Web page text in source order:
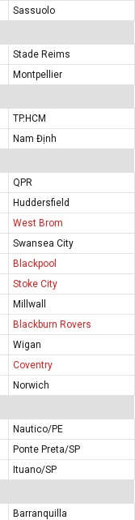
Sassuolo
Stade Reims
Montpellier
TP.HCM
Nam Định
QPR
Huddersfield
West Brom
Swansea City
Blackpool
Stoke City
Millwall
Blackburn Rovers
Wigan
Coventry
Norwich
Nautico/PE
Ponte Preta/SP
Ituano/SP
Barranquilla